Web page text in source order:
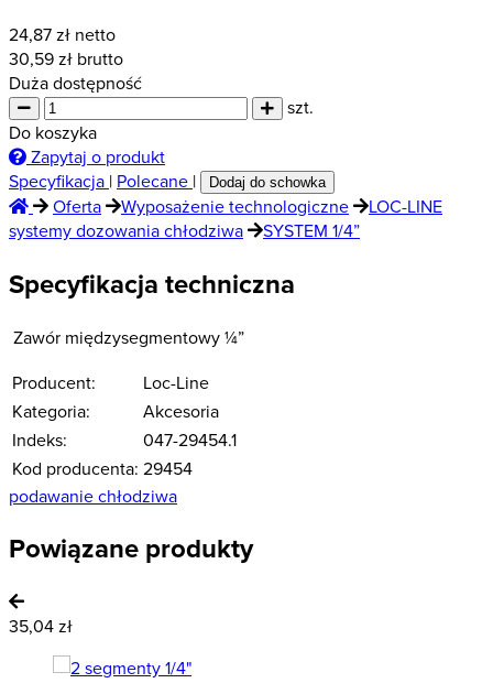
24,87zł netto
30,59zł brutto
Duża dostępność
szt.
Do koszyka
Zapytaj o produkt
Specyfikacja | Polecane | Dodaj do schowka
Oferta Wyposażenie technologiczne
LOC-LINE
systemy dozowania chłodziwa
SYSTEM 1/4”
Specyfikacja techniczna
Zawór międzysegmentowy ¼”
Producent:
Loc-Line
Kategoria:
Akcesoria
Indeks:
047-29454.1
Kod producenta: 29454
podawanie chłodziwa
Powiązane produkty
35,04 zł